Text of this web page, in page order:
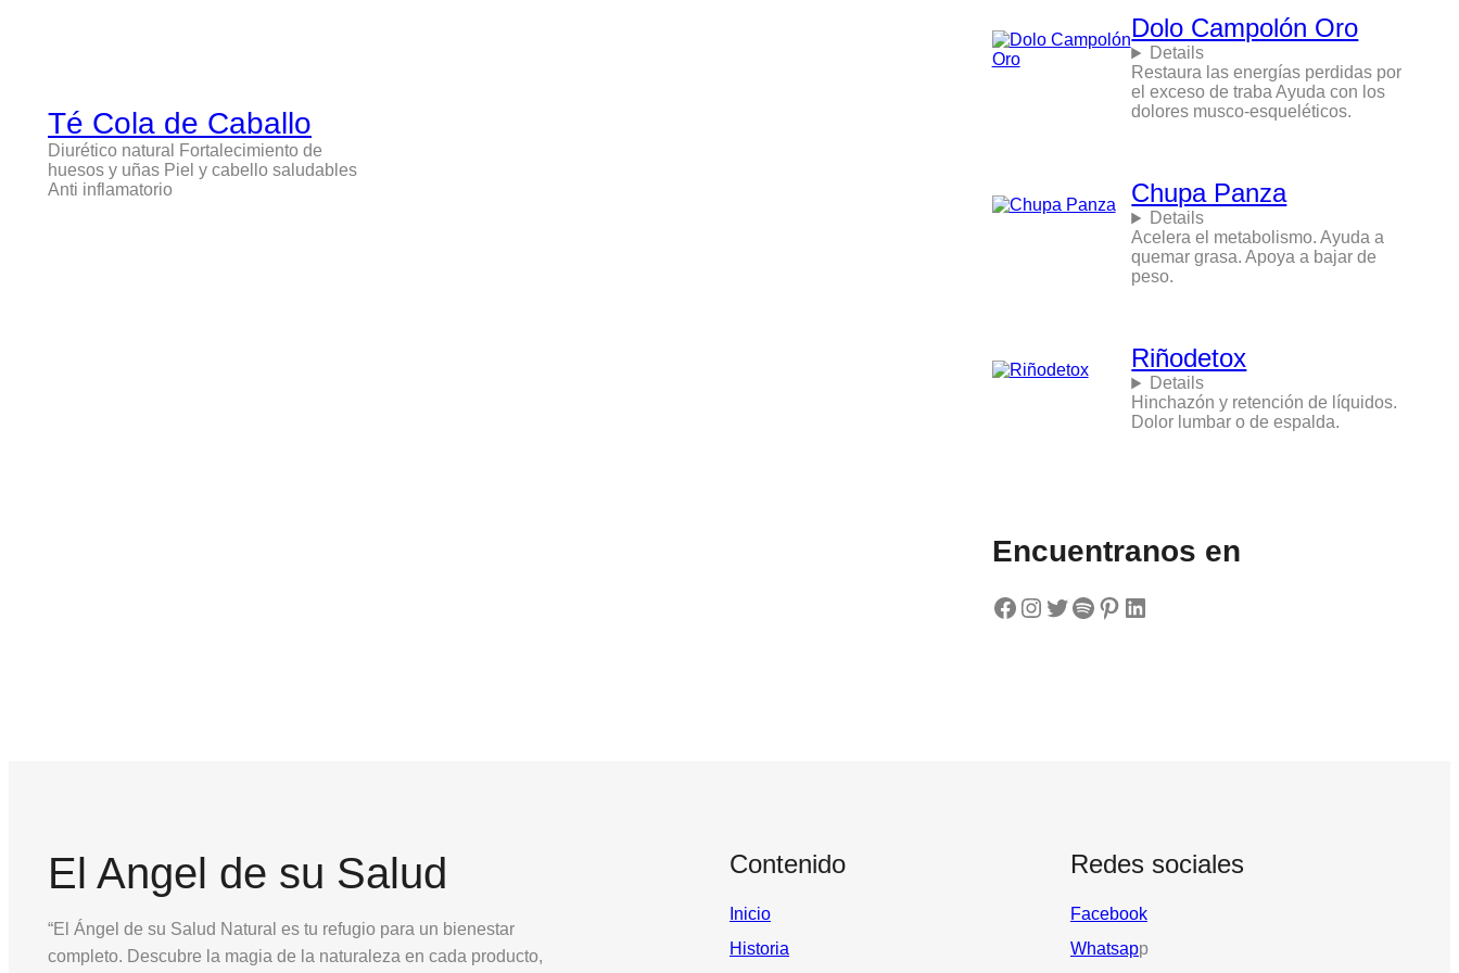
Té Cola de Caballo
Diurético natural Fortalecimiento de
huesos y uñas Piel y cabello saludables
Anti inflamatorio
Dolo Campolón Oro
Details
Restaura las energías perdidas por
el exceso de traba Ayuda con los
dolores musco-esqueléticos.
Chupa Panza
Details
Acelera el metabolismo. Ayuda a
quemar grasa. Apoya a bajar de
peso.
Riñodetox
Details
Hinchazón y retención de líquidos.
Dolor lumbar o de espalda.
Encuentranos en
Facebook Instagram Twitter Spotify Pinterest LinkedIn
El Angel de su Salud
“El Ángel de su Salud Natural es tu refugio para un bienestar
completo. Descubre la magia de la naturaleza en cada producto,
Contenido
Inicio
Historia
Redes sociales
Facebook
Whatsapp